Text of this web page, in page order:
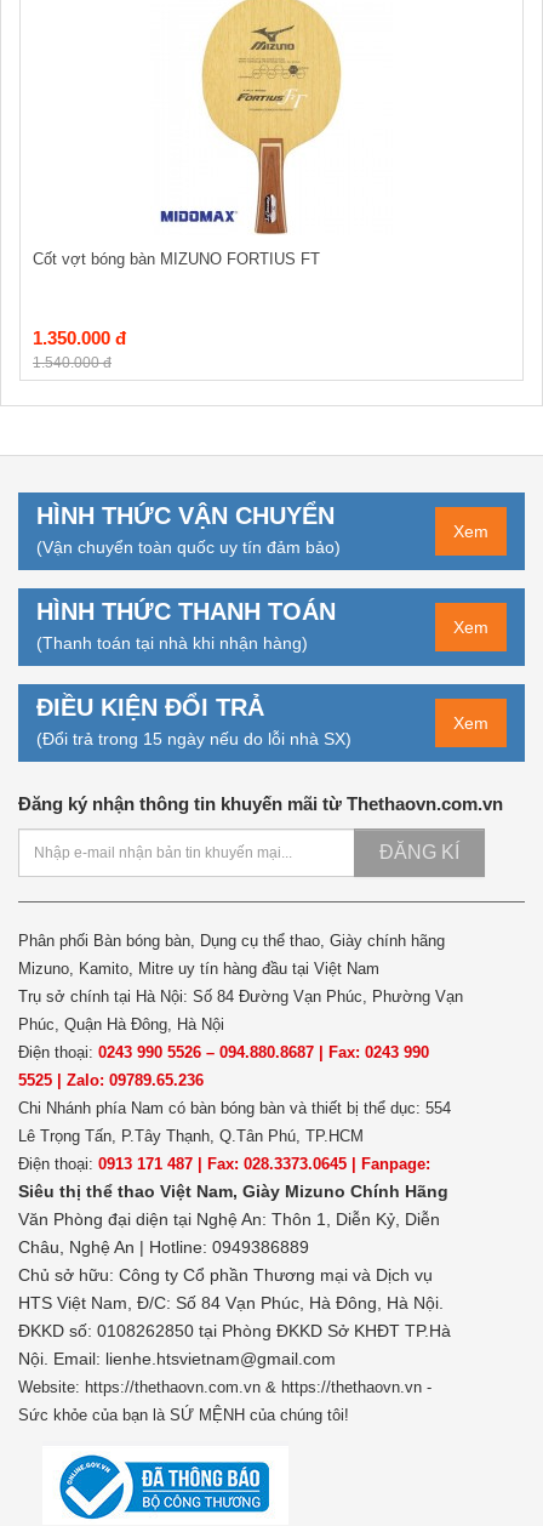
Cốt vợt bóng bàn MIZUNO FORTIUS FT
1.350.000 đ
1.540.000 đ
HÌNH THỨC VẬN CHUYỂN
(Vận chuyển toàn quốc uy tín đảm bảo)
Xem
HÌNH THỨC THANH TOÁN
(Thanh toán tại nhà khi nhận hàng)
Xem
ĐIỀU KIỆN ĐỔI TRẢ
(Đổi trả trong 15 ngày nếu do lỗi nhà SX)
Xem
Đăng ký nhận thông tin khuyến mãi từ Thethaovn.com.vn
ĐĂNG KÍ
Phân phối Bàn bóng bàn, Dụng cụ thể thao, Giày chính hãng
Mizuno, Kamito, Mitre uy tín hàng đầu tại Việt Nam
Trụ sở chính tại Hà Nội: Số 84 Đường Vạn Phúc, Phường Vạn
Phúc, Quận Hà Đông, Hà Nội
Điện thoại: 0243 990 5526 – 094.880.8687 | Fax: 0243 990
5525 | Zalo: 09789.65.236
Chi Nhánh phía Nam có bàn bóng bàn và thiết bị thể dục: 554
Lê Trọng Tấn, P.Tây Thạnh, Q.Tân Phú, TP.HCM
Điện thoại: 0913 171 487 | Fax: 028.3373.0645 | Fanpage:
Siêu thị thể thao Việt Nam, Giày Mizuno Chính Hãng
Văn Phòng đại diện tại Nghệ An: Thôn 1, Diễn Kỷ, Diễn
Châu, Nghệ An | Hotline: 0949386889
Chủ sở hữu: Công ty Cổ phần Thương mại và Dịch vụ
HTS Việt Nam, Đ/C: Số 84 Vạn Phúc, Hà Đông, Hà Nội.
ĐKKD số: 0108262850 tại Phòng ĐKKD Sở KHĐT TP.Hà
Nội. Email: lienhe.htsvietnam@gmail.com
Website: https://thethaovn.com.vn & https://thethaovn.vn -
Sức khỏe của bạn là SỨ MỆNH của chúng tôi!